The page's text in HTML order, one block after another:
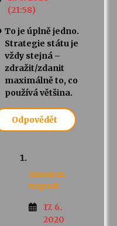
(21:58)
To je úplně jedno.
Strategie státu je
vždy stejná –
zdražit/zdanit
maximálně to, co
používá většina.
Odpovědět
Anonym
napsal:
17. 6.
2020